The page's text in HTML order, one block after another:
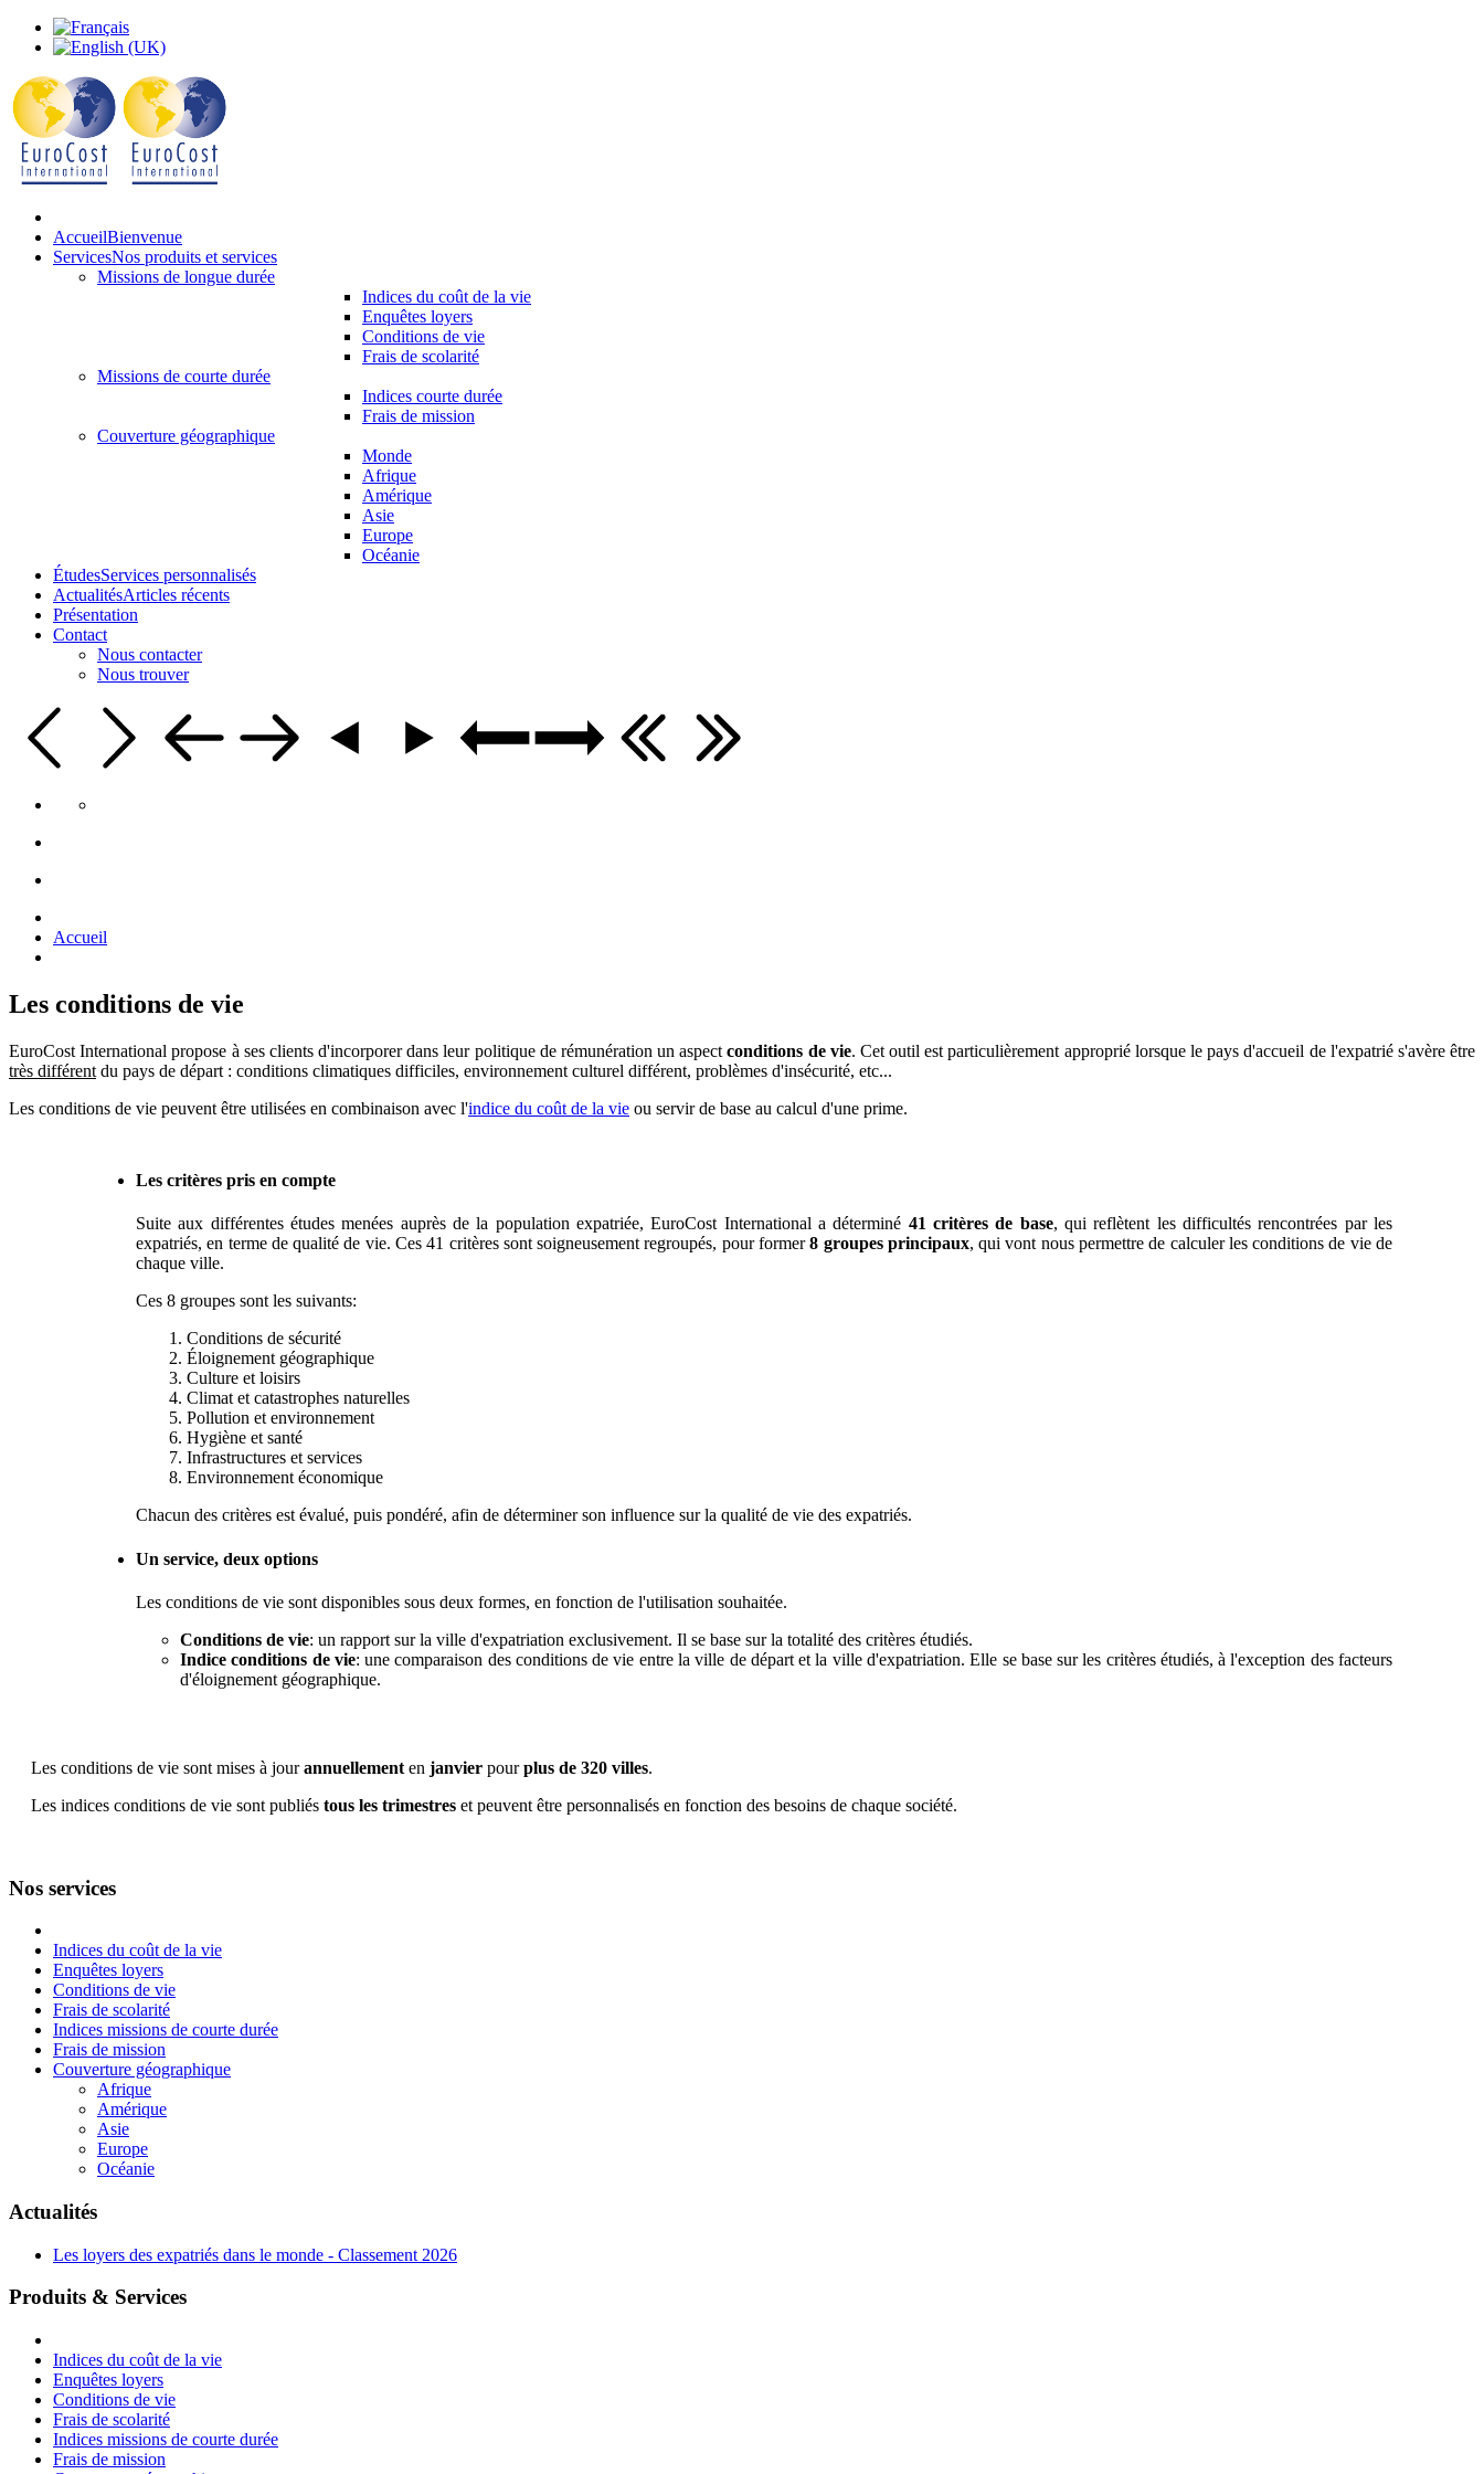
AccueilBienvenue
ServicesNos produits et services
Missions de longue durée
Indices du coût de la vie
Enquêtes loyers
Conditions de vie
Frais de scolarité
Missions de courte durée
Indices courte durée
Frais de mission
Couverture géographique
Monde
Afrique
Amérique
Asie
Europe
Océanie
ÉtudesServices personnalisés
ActualitésArticles récents
Présentation
Contact
Nous contacter
Nous trouver
Accueil
Les conditions de vie
EuroCost International propose à ses clients d'incorporer dans leur politique de rémunération un aspectconditions de vie. Cet outil est particulièrement approprié lorsque le pays d'accueil de l'expatrié s'avère être
très différent du pays de départ : conditions climatiques difficiles, environnement culturel différent, problèmes d'insécurité, etc...
Les conditions de vie peuvent être utilisées en combinaison avec l'indice du coût de la vie ou servir de base au calcul d'une prime.
Les critères pris en compte
Suite aux différentes études menées auprès de la population expatriée, EuroCost International a déterminé 41 critères de base, qui reflètent les difficultés rencontrées par les
expatriés, en terme de qualité de vie. Ces 41 critères sont soigneusement regroupés, pour former8 groupes principaux, qui vont nous permettre de calculer les conditions de vie de
chaque ville.
Ces 8 groupes sont les suivants:
1. Conditions de sécurité
2. Éloignement géographique
3. Culture et loisirs
4. Climat et catastrophes naturelles
5. Pollution et environnement
6. Hygiène et santé
7. Infrastructures et services
8. Environnement économique
Chacun des critères est évalué, puis pondéré, afin de déterminer son influence sur la qualité de vie des expatriés.
Un service, deux options
Les conditions de vie sont disponibles sous deux formes, en fonction de l'utilisation souhaitée.
Conditions de vie: un rapport sur la ville d'expatriation exclusivement. Il se base sur la totalité des critères étudiés.
Indice conditions de vie: une comparaison des conditions de vie entre la ville de départ et la ville d'expatriation. Elle se base sur les critères étudiés, à l'exception des facteurs
d'éloignement géographique.
Les conditions de vie sont mises à jourannuellement en janvier pourplus de 320 villes.
Les indices conditions de vie sont publiés tous les trimestres et peuvent être personnalisés en fonction des besoins de chaque société.
Nos services
Indices du coût de la vie
Enquêtes loyers
Conditions de vie
Frais de scolarité
Indices missions de courte durée
Frais de mission
Couverture géographique
Afrique
Amérique
Asie
Europe
Océanie
Actualités
Les loyers des expatriés dans le monde - Classement 2026
Produits & Services
Indices du coût de la vie
Enquêtes loyers
Conditions de vie
Frais de scolarité
Indices missions de courte durée
Frais de mission